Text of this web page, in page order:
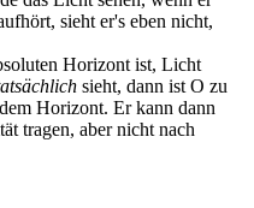
sieht er's eben nicht,
Horizont ist, Licht
sieht, dann ist O zu
Horizont. Er kann dann
tragen, aber nicht nach